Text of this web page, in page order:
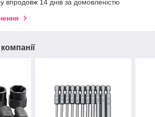
впродовж 14 днів за домовленістю